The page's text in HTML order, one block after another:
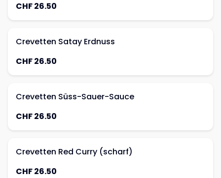
CHF 26.50
Crevetten Satay Erdnuss
CHF 26.50
Crevetten Süss-Sauer-Sauce
CHF 26.50
Crevetten Red Curry (scharf)
CHF 26.50